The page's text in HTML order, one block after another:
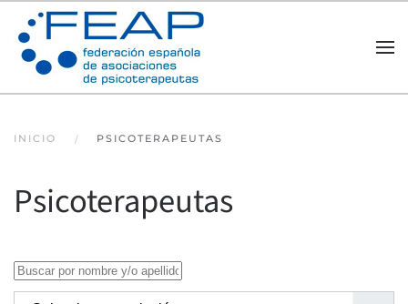
Skip to main content
INICIO PSICOTERAPEUTAS
Psicoterapeutas